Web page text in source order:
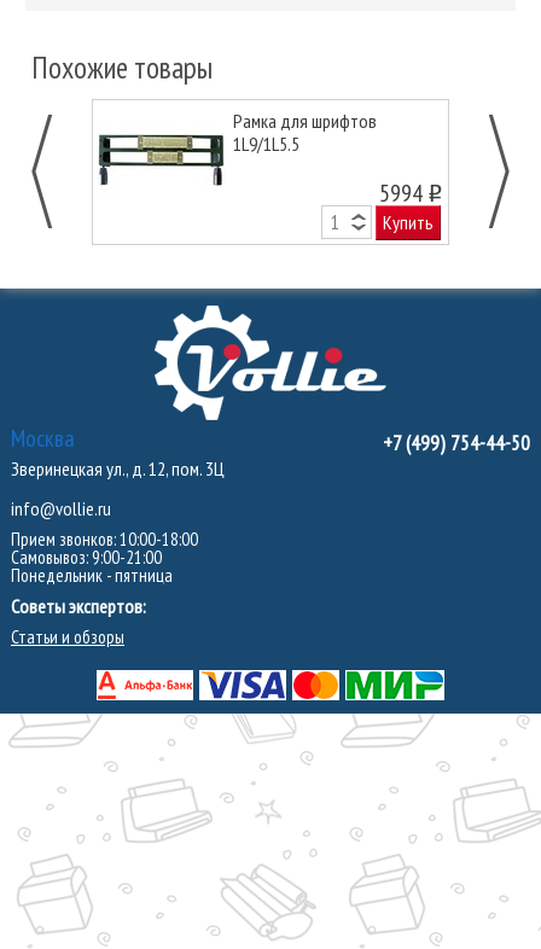
Похожие товары
Рамка для шрифтов
1L9/1L5.5
5994 o
Купить
Москва
Зверинецкая ул., д. 12, пом. 3Ц
info@vollie.ru
Прием звонков: 10:00-18:00
Самовывоз: 9:00-21:00
Понедельник - пятница
Советы экспертов:
Статьи и обзоры
+7 (499) 754-44-50